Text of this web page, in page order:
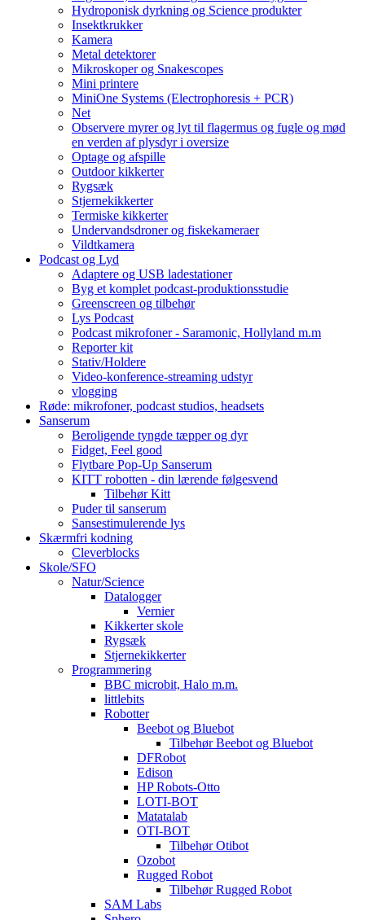
Hydroponisk dyrkning og Science produkter
Insektkrukker
Kamera
Metal detektorer
Mikroskoper og Snakescopes
Mini printere
MiniOne Systems (Electrophoresis + PCR)
Net
Observere myrer og lyt til flagermus og fugle og mød
en verden af plysdyr i oversize
Optage og afspille
Outdoor kikkerter
Rygsæk
Stjernekikkerter
Termiske kikkerter
Undervandsdroner og fiskekameraer
Vildtkamera
Podcast og Lyd
Adaptere og USB ladestationer
Byg et komplet podcast-produktionsstudie
Greenscreen og tilbehør
Lys Podcast
Podcast mikrofoner - Saramonic, Hollyland m.m
Reporter kit
Stativ/Holdere
Video-konference-streaming udstyr
vlogging
Røde: mikrofoner, podcast studios, headsets
Sanserum
Beroligende tyngde tæpper og dyr
Fidget, Feel good
Flytbare Pop-Up Sanserum
KITT robotten - din lærende følgesvend
Tilbehør Kitt
Puder til sanserum
Sansestimulerende lys
Skærmfri kodning
Cleverblocks
Skole/SFO
Natur/Science
Datalogger
Vernier
Kikkerter skole
Rygsæk
Stjernekikkerter
Programmering
BBC microbit, Halo m.m.
littlebits
Robotter
Beebot og Bluebot
Tilbehør Beebot og Bluebot
DFRobot
Edison
HP Robots-Otto
LOTI-BOT
Matatalab
OTI-BOT
Tilbehør Otibot
Ozobot
Rugged Robot
Tilbehør Rugged Robot
SAM Labs